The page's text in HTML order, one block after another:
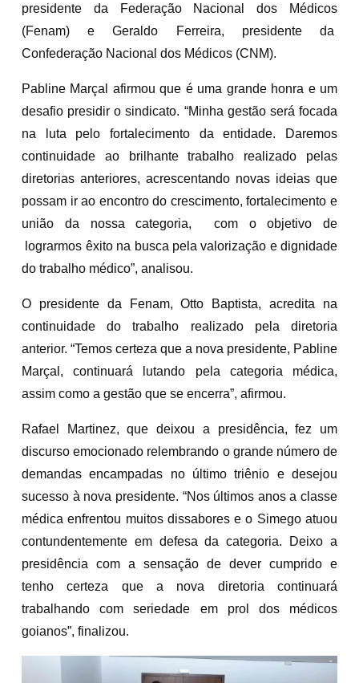
presidente da Federação Nacional dos Médicos
(Fenam) e Geraldo Ferreira, presidente da
Confederação Nacional dos Médicos (CNM).
Pabline Marçal afirmou que é uma grande honra e um
desafio presidir o sindicato. “Minha gestão será focada
na luta pelo fortalecimento da entidade. Daremos
continuidade ao brilhante trabalho realizado pelas
diretorias anteriores, acrescentando novas ideias que
possam ir ao encontro do crescimento, fortalecimento e
união da nossa categoria, com o objetivo de
lograrmos êxito na busca pela valorização e dignidade
do trabalho médico”, analisou.
O presidente da Fenam, Otto Baptista, acredita na
continuidade do trabalho realizado pela diretoria
anterior. “Temos certeza que a nova presidente, Pabline
Marçal, continuará lutando pela categoria médica,
assim como a gestão que se encerra”, afirmou.
Rafael Martinez, que deixou a presidência, fez um
discurso emocionado relembrando o grande número de
demandas encampadas no último triênio e desejou
sucesso à nova presidente. “Nos últimos anos a classe
médica enfrentou muitos dissabores e o Simego atuou
contundentemente em defesa da categoria. Deixo a
presidência com a sensação de dever cumprido e
tenho certeza que a nova diretoria continuará
trabalhando com seriedade em prol dos médicos
goianos”, finalizou.